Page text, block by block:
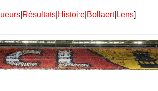
| Résultats| Histoire| Bollaert| Lens]